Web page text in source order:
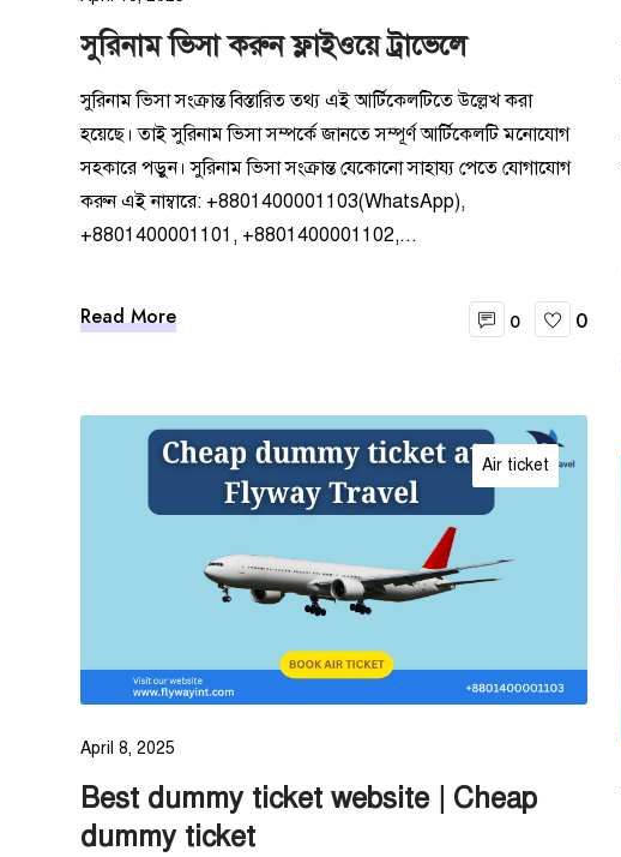
সুরিনাম ভিসা করুন ফ্লাইওয়ে ট্রাভেলে
সুরিনাম ভিসা সংক্রান্ত বিস্তারিত তথ্য এই আর্টিকেলটিতে উল্লেখ করা
হয়েছে। তাই সুরিনাম ভিসা সম্পর্কে জানতে সম্পূর্ণ আর্টিকেলটি মনোযোগ
সহকারে পড়ুন। সুরিনাম ভিসা সংক্রান্ত যেকোনো সাহায্য পেতে যোগাযোগ
করুন এই নাম্বারে: +8801400001103(WhatsApp),
+8801400001101, +8801400001102,...
Read More 0
0
Air ticket
April 8, 2025
Best dummy ticket website | Cheap
dummy ticket